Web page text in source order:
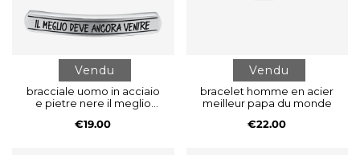
Vendu
bracciale uomo in acciaio
e pietre nere il meglio
€19.00
Vendu
bracelet homme en acier
meilleur papa du monde
€22.00